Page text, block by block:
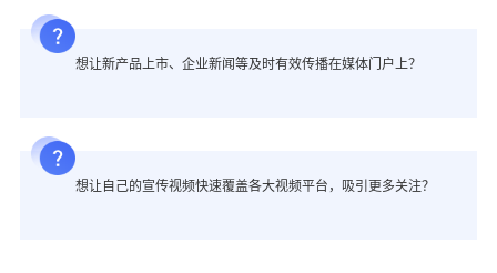
想让新产品上市、企业新闻等及时有效传播在媒体门户上？
想让自己的宣传视频快速覆盖各大视频平台，吸引更多关注？